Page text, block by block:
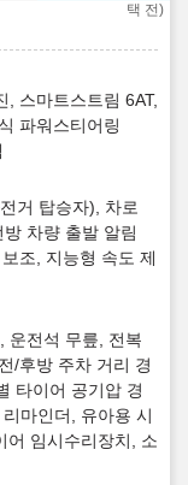
택 전)
, 스마트스트림 6AT,
파워스티어링
거 탑승자), 차로
차량 출발 알림
조, 지능형 속도 제
운전석 무릎, 전복
/후방 주차 거리 경
타이어 공기압 경
마인더, 유아용 시
어 임시수리장치, 소